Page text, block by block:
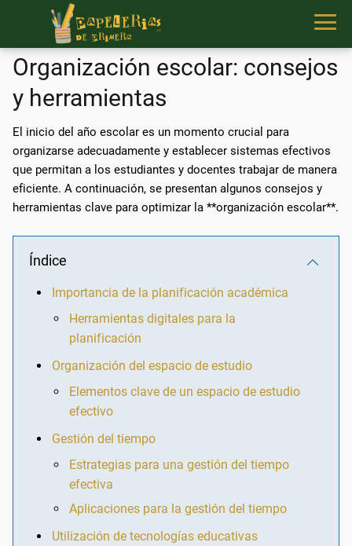
Organización escolar: consejos
y herramientas
El inicio del año escolar es un momento crucial para
organizarse adecuadamente y establecer sistemas efectivos
que permitan a los estudiantes y docentes trabajar de manera
eficiente. A continuación, se presentan algunos consejos y
herramientas clave para optimizar la **organización escolar**.
Índice
Importancia de la planificación académica
Herramientas digitales para la
planificación
Organización del espacio de estudio
Elementos clave de un espacio de estudio
efectivo
Gestión del tiempo
Estrategias para una gestión del tiempo
efectiva
Aplicaciones para la gestión del tiempo
Utilización de tecnologías educativas